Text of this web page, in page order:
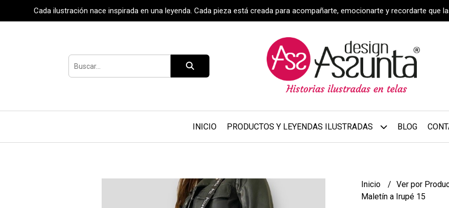
Cada ilustración nace inspirada en una leyenda. Cada pieza está creada para acompañarte, emocionarte y recordarte
INICIO PRODUCTOS Y LEYENDAS ILUSTRADAS BLOG
Inicio Ver por
Maletín a Irupé 15